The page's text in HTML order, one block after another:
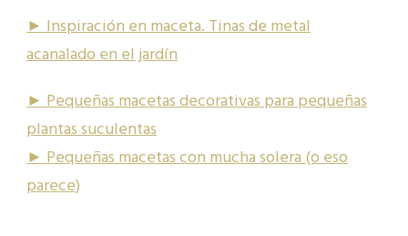
► Inspiración en maceta. Tinas de metal
acanalado en el jardín
► Pequeñas macetas decorativas para pequeñas
plantas suculentas
► Pequeñas macetas con mucha solera (o eso
parece)